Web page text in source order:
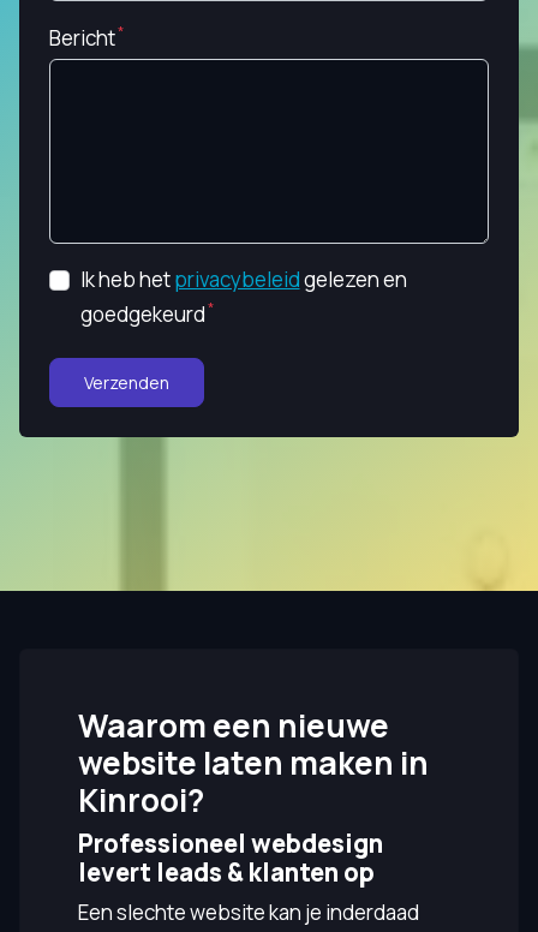
Bericht
Ik heb hetprivacybeleidgelezen en
goedgekeurd
Verzenden
Waarom een nieuwe
website laten maken in
Kinrooi?
Professioneel webdesign
levert leads & klanten op
Een slechte website kan je inderdaad